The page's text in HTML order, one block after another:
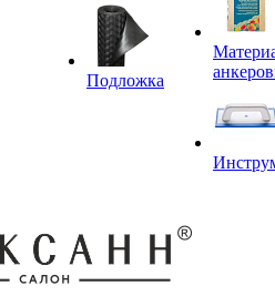
Подложка